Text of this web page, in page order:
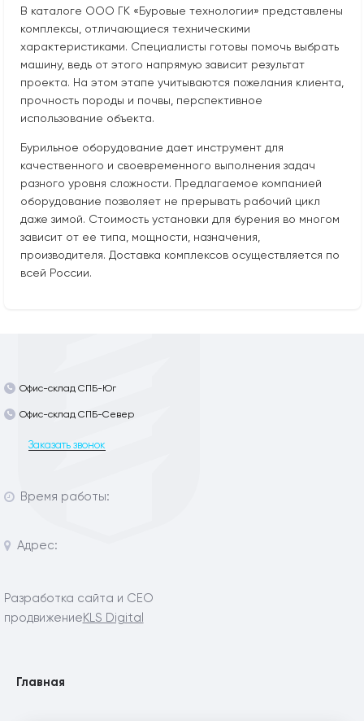
В каталоге ООО ГК «Буровые технологии» представлены
комплексы, отличающиеся техническими
характеристиками. Специалисты готовы помочь выбрать
машину, ведь от этого напрямую зависит результат
проекта. На этом этапе учитываются пожелания клиента,
прочность породы и почвы, перспективное
использование объекта.
Бурильное оборудование дает инструмент для
качественного и своевременного выполнения задач
разного уровня сложности. Предлагаемое компанией
оборудование позволяет не прерывать рабочий цикл
даже зимой. Стоимость установки для бурения во многом
зависит от ее типа, мощности, назначения,
производителя. Доставка комплексов осуществляется по
всей России.
Офис-склад СПБ-Юг
Офис-склад СПБ-Север
Заказать звонок
Время работы:
Адрес:
Разработка сайта и СЕО
продвижениеKLS Digital
Главная